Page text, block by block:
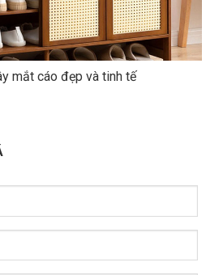
mắt cáo đẹp và tinh tế